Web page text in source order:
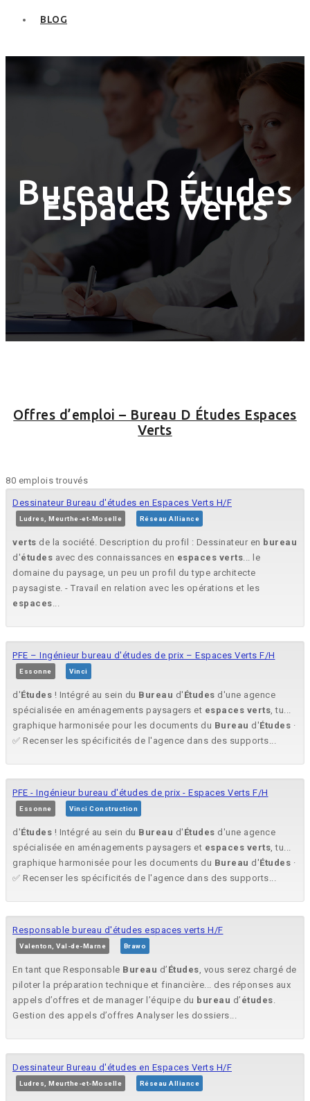
BLOG
Bureau D Études
Espaces Verts
Offres d’emploi – Bureau D Études Espaces
Verts
80 emplois trouvés
Dessinateur Bureau d'études en Espaces Verts H/F
Ludres, Meurthe-et-Moselle Réseau Alliance
verts de la société. Description du profil : Dessinateur en bureau
d'études avec des connaissances en espaces verts... le
domaine du paysage, un peu un profil du type architecte
paysagiste. - Travail en relation avec les opérations et les
espaces...
PFE – Ingénieur bureau d'études de prix – Espaces Verts F/H
Essonne Vinci
d'Études ! Intégré au sein du Bureau d' Études d'une agence
spécialisée en aménagements paysagers et espaces verts, tu...
graphique harmonisée pour les documents du Bureau d'Études ·
✅ Recenser les spécificités de l'agence dans des supports...
PFE - Ingénieur bureau d'études de prix - Espaces Verts F/H
Essonne Vinci Construction
d'Études ! Intégré au sein du Bureau d' Études d'une agence
spécialisée en aménagements paysagers et espaces verts, tu...
graphique harmonisée pour les documents du Bureau d'Études ·
✅ Recenser les spécificités de l'agence dans des supports...
Responsable bureau d'études espaces verts H/F
Valenton, Val-de-Marne Brawo
En tant que Responsable Bureau d’ Études, vous serez chargé de
piloter la préparation technique et financière... des réponses aux
appels d’offres et de manager l’équipe du bureau d’ études.
Gestion des appels d’offres Analyser les dossiers...
Dessinateur Bureau d'études en Espaces Verts H/F
Ludres, Meurthe-et-Moselle Réseau Alliance